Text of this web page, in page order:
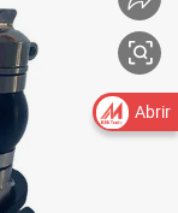
Abrir